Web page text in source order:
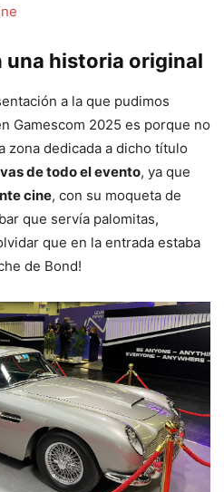
una historia original
a la que pudimos
Gamescom 2025 es porque no
zona dedicada a dicho título
de todo el evento, ya que
cine, con su moqueta de
que servía palomitas,
que en la entrada estaba
de Bond!